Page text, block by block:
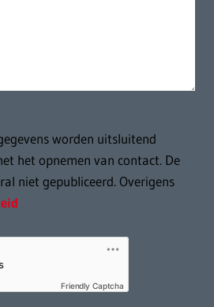
worden uitsluitend
het opnemen van contact. De
niet gepubliceerd. Overigens
Friendly Captcha